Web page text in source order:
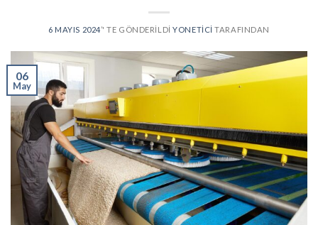
6 MAYIS 2024’' TE GÖNDERILDI YONETICI TARAFINDAN
06
May